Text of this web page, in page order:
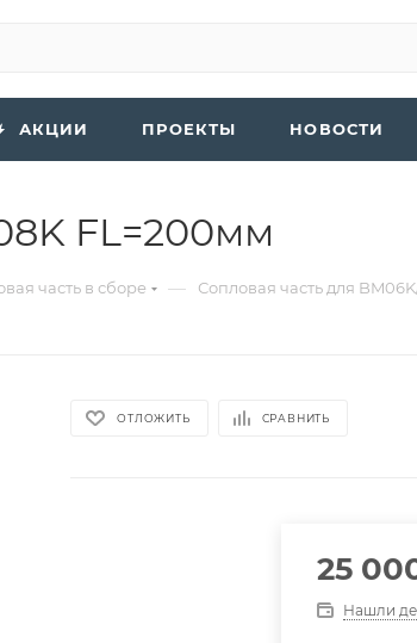
АКЦИИ ПРОЕКТЫ НОВОСТИ
FL=200мм
часть в сборе — Сопловая часть для
ОТЛОЖИТЬ СРАВНИТЬ
25
Нашли